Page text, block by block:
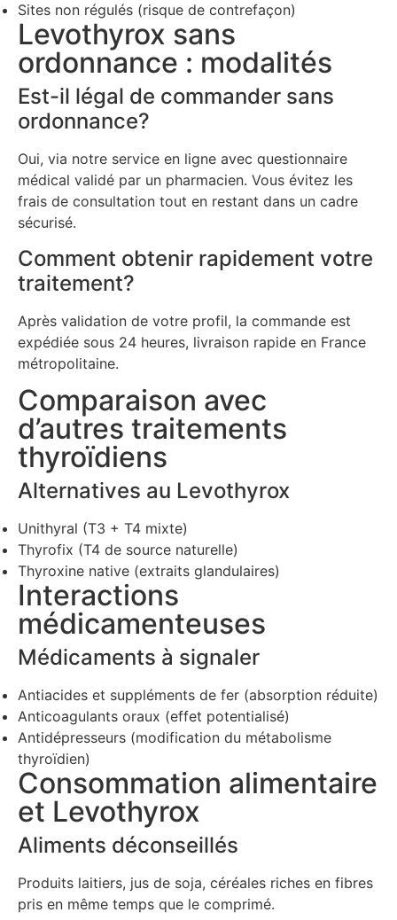
Sites non régulés (risque de contrefaçon)
Levothyrox sans
ordonnance : modalités
Est-il légal de commander sans
ordonnance?
Oui, via notre service en ligne avec questionnaire
médical validé par un pharmacien. Vous évitez les
frais de consultation tout en restant dans un cadre
sécurisé.
Comment obtenir rapidement votre
traitement?
Après validation de votre profil, la commande est
expédiée sous 24 heures, livraison rapide en France
métropolitaine.
Comparaison avec
d’autres traitements
thyroïdiens
Alternatives au Levothyrox
Unithyral (T3 + T4 mixte)
Thyrofix (T4 de source naturelle)
Thyroxine native (extraits glandulaires)
Interactions
médicamenteuses
Médicaments à signaler
Antiacides et suppléments de fer (absorption réduite)
Anticoagulants oraux (effet potentialisé)
Antidépresseurs (modification du métabolisme
thyroïdien)
Consommation alimentaire
et Levothyrox
Aliments déconseillés
Produits laitiers, jus de soja, céréales riches en fibres
pris en même temps que le comprimé.